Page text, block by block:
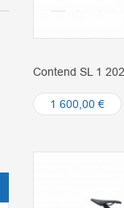
Contend SL 1
1 600,00 €